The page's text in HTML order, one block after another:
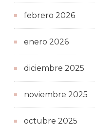
febrero 2026
enero 2026
diciembre 2025
noviembre 2025
octubre 2025